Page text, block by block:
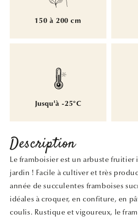
150 à 200 cm
Jusqu'à -25°C
Description
Le framboisier est un arbuste
jardin ! Facile à cultiver et très
année de succulentes framboises
idéales à croquer, en confiture, en
coulis. Rustique et vigoureux, le